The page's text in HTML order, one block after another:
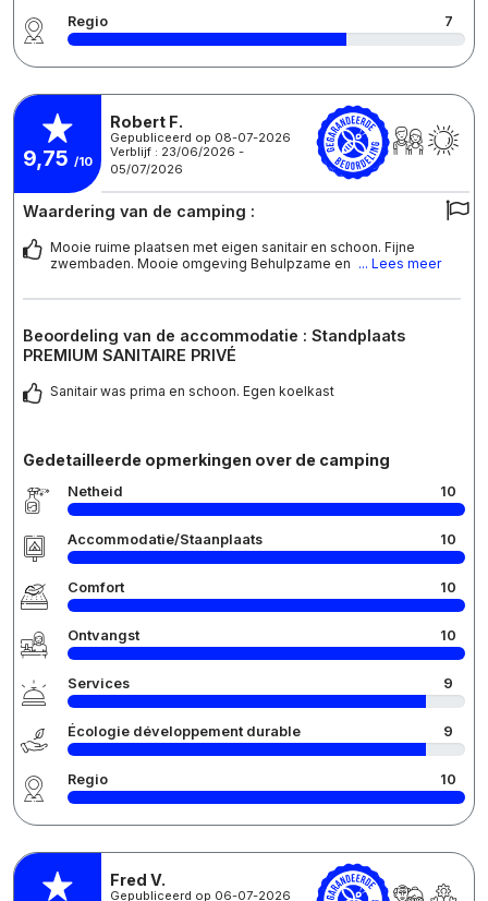
Regio 7
9,75 /10
Robert F.
Gepubliceerd op 08-07-2026
Verblijf : 23/06/2026 -
05/07/2026
Waardering van de camping :
Mooie ruime plaatsen met eigen sanitair en schoon. Fijne
zwembaden. Mooie omgeving Behulpzame en ... Lees meer
Beoordeling van de accommodatie : Standplaats
PREMIUM SANITAIRE PRIVÉ
Sanitair was prima en schoon. Egen koelkast
Gedetailleerde opmerkingen over de camping
Netheid 10
Accommodatie/Staanplaats 10
Comfort 10
Ontvangst 10
Services 9
Écologie développement durable 9
Regio 10
Fred V.
Gepubliceerd op 06-07-2026